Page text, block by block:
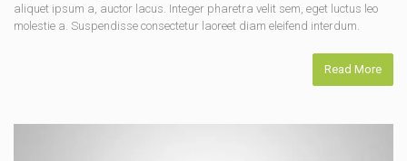
aliquet ipsum a, auctor lacus. Integer pharetra velit sem, eget luctus leo
molestie a. Suspendisse consectetur laoreet diam eleifend interdum.
Read More